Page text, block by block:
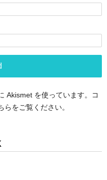
Akismet を使っています。
コ
らをご覧ください。